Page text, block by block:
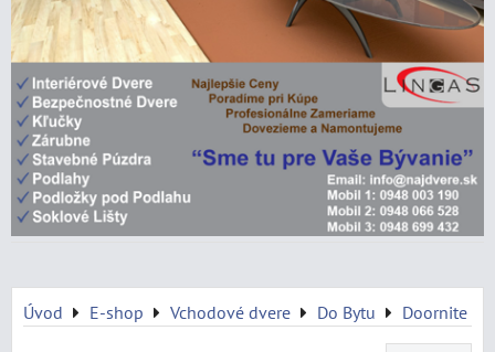
Úvod E-shop Vchodové dvere Do Bytu Doornite